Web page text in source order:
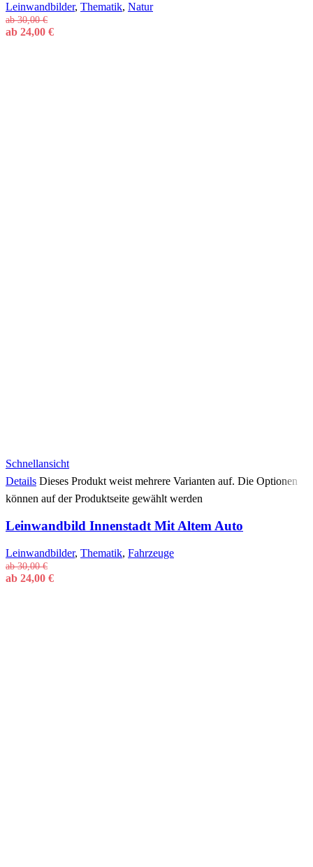
Leinwandbilder, Thematik, Natur
ab30,00€
ab 24,00 €
Schnellansicht
Details Dieses Produkt weist mehrere Varianten auf. Die Optionen
können auf der Produktseite gewählt werden
Leinwandbild Innenstadt Mit Altem Auto
Leinwandbilder, Thematik, Fahrzeuge
ab30,00€
ab 24,00 €